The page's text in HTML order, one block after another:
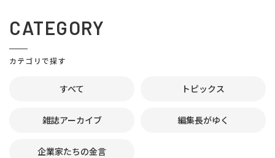
CATEGORY
カテゴリで探す
すべて トピックス
雑誌アーカイブ 編集長がゆく
企業家たちの金言